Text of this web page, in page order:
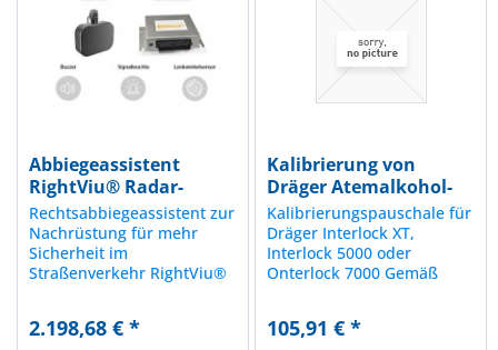
Abbiegeassistent
RightViu® Radar-
Sensor Kit 2...
Rechtsabbiegeassistent zur
Nachrüstung für mehr
Sicherheit im
Straßenverkehr RightViu®
System ermittelt über
2.198,68 € *
Kalibrierung von
Dräger Atemalkohol-
Messgerät...
Kalibrierungspauschale für
Dräger Interlock XT,
Interlock 5000 oder
Onterlock 7000 Gemäß
regelmäßig kalibriert
105,91 € *